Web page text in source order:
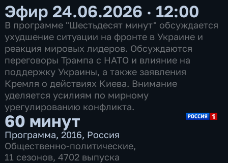
Эфир 24.06.2026 · 12:00
В программе "Шестьдесят минут" обсуждается
ухудшение ситуации на фронте в Украине и
реакция мировых лидеров. Обсуждаются
переговоры Трампа с НАТО и влияние на
поддержку Украины, а также заявления
Кремля о действиях Киева. Внимание
уделяется усилиям по мирному
урегулированию конфликта.
60 минут
Программа,2016, Россия
Общественно-политические,
11 сезонов, 4702 выпуска